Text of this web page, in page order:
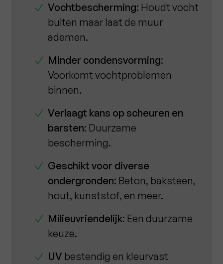
Vochtbescherming: Houdt vocht
buiten maar laat de muur
ademen.
Minder condensvorming:
Voorkomt vochtproblemen
binnen.
Verlaagt kans op scheuren en
barsten: Duurzame
bescherming.
Geschikt voor diverse
ondergronden: Beton, baksteen,
hout, kunststof, en meer.
Milieuvriendelijk: Een duurzame
keuze.
UV bestendig en kleurvast